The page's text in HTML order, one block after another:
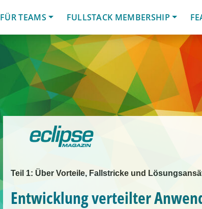
FÜR TEAMS
FULLSTACK MEMBERSHIP
Teil 1: Über Vorteile, Fallstricke und
Entwicklung verteilter